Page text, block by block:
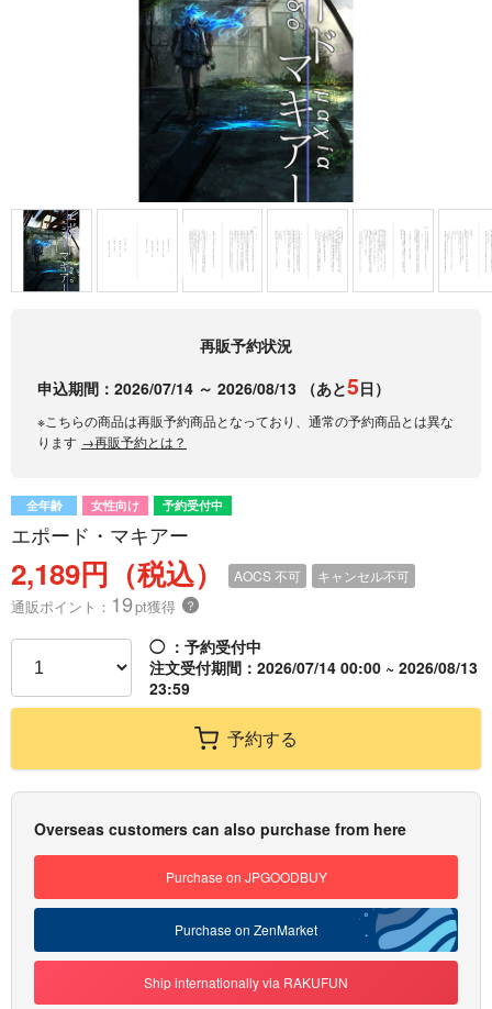
再販予約状況
申込期間： 2026/07/14 ～ 2026/08/13 （あと5日）
※こちらの商品は再販予約商品となっており、通常の予約商品とは異な
ります →再販予約とは？
全年齢 女性向け 予約受付中
エポード・マキアー
2,189円（税込） AOCS不可 キャンセル不可
通販ポイント： 19pt獲得 ？
◯ ：予約受付中
注文受付期間：2026/07/14 00:00 ~ 2026/08/13
23:59
予約する
Overseas customers can also purchase from here
Purchase on JPGOODBUY
Purchase on ZenMarket
Ship internationally via RAKUFUN